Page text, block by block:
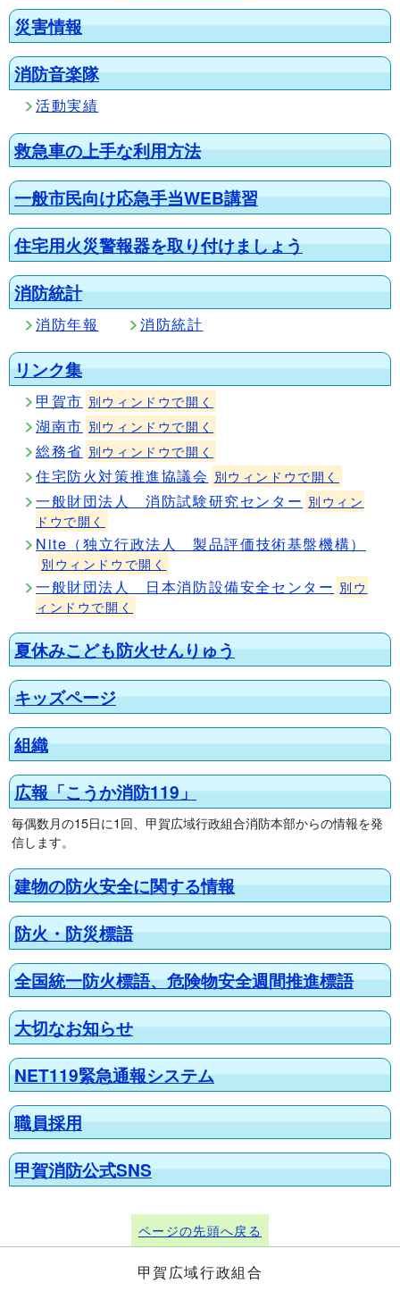
災害情報
消防音楽隊
活動実績
救急車の上手な利用方法
一般市民向け応急手当WEB講習
住宅用火災警報器を取り付けましょう
消防統計
消防年報 消防統計
リンク集
甲賀市 別ウィンドウで開く
湖南市 別ウィンドウで開く
総務省 別ウィンドウで開く
住宅防火対策推進協議会 別ウィンドウで開く
一般財団法人 消防試験研究センター 別ウィン
ドウで開く
Nite（独立行政法人 製品評価技術基盤機構）
別ウィンドウで開く
一般財団法人 日本消防設備安全センター 別ウ
ィンドウで開く
夏休みこども防火せんりゅう
キッズページ
組織
広報「こうか消防119」
毎偶数月の15日に1回、甲賀広域行政組合消防本部からの情報を発
信します。
建物の防火安全に関する情報
防火・防災標語
全国統一防火標語、危険物安全週間推進標語
大切なお知らせ
NET119緊急通報システム
職員採用
甲賀消防公式SNS
ページの先頭へ戻る
甲賀広域行政組合